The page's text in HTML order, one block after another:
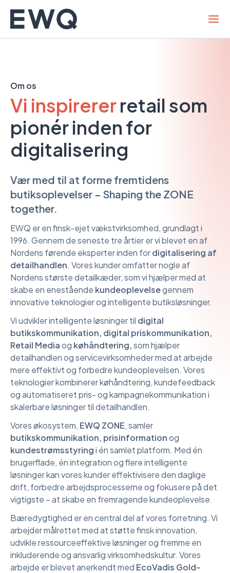
indhold
Om os
Vi inspirererretail som
pionér inden for
digitalisering
Vær med til at forme fremtidens
butiksoplevelser – Shaping the ZONE
together.
EWQ er en finsk-ejet vækstvirksomhed, grundlagt i
1996. Gennem de seneste tre årtier er vi blevet en af
Nordens førende eksperter inden fordigitalisering af
detailhandlen. Vores kunder omfatter nogle af
Nordens største detailkæder, som vi hjælper med at
skabe en enestående kundeoplevelsegennem
innovative teknologier og intelligente butiksløsninger.
Vi udvikler intelligente løsninger til digital
butikskommunikation, digital priskommunikation,
Retail Mediaog køhåndtering,som hjælper
detailhandlen og servicevirksomheder med at arbejde
mere effektivt og forbedre kundeoplevelsen. Vores
teknologier kombinerer køhåndtering, kundefeedback
og automatiseret pris- og kampagnekommunikation i
skalerbare løsninger til detailhandlen.
Vores økosystem, EWQ ZONE, samler
butikskommunikation, prisinformationog
kundestrømsstyringi én samlet platform. Med én
brugerflade, én integration og flere intelligente
løsninger kan vores kunder effektivisere den daglige
drift, forbedre arbejdsprocesserne og fokusere på det
vigtigste – at skabe en fremragende kundeoplevelse.
Bæredygtighed er en central del af vores forretning. Vi
arbejder målrettet med at støtte finsk innovation,
udvikle ressourceeffektive løsninger og fremme en
inkluderende og ansvarlig virksomhedskultur. Vores
arbejde er blevet anerkendt med EcoVadis Gold-